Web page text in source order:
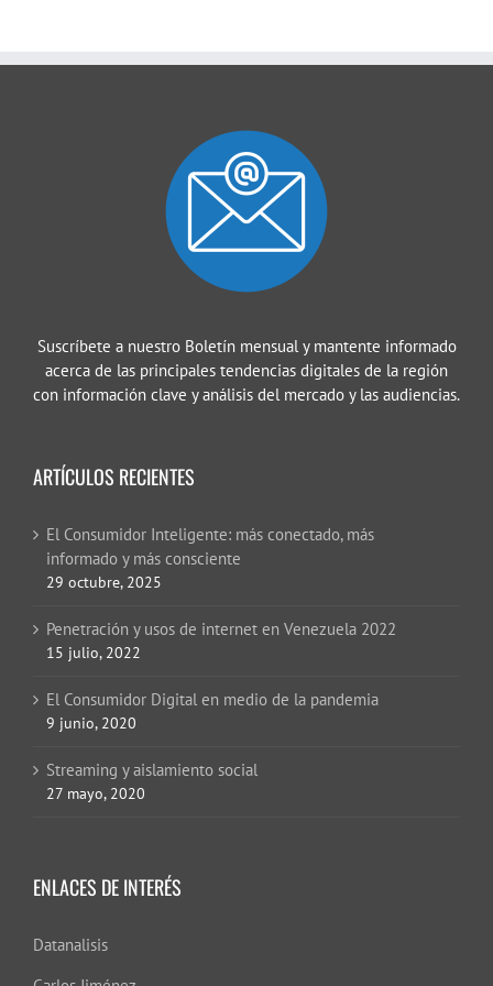
Suscríbete a nuestro Boletín mensual y mantente informado
acerca de las principales tendencias digitales de la región
con información clave y análisis del mercado y las audiencias.
ARTÍCULOS RECIENTES
El Consumidor Inteligente: más conectado, más
informado y más consciente
29 octubre, 2025
Penetración y usos de internet en Venezuela 2022
15 julio, 2022
El Consumidor Digital en medio de la pandemia
9 junio, 2020
Streaming y aislamiento social
27 mayo, 2020
ENLACES DE INTERÉS
Datanalisis